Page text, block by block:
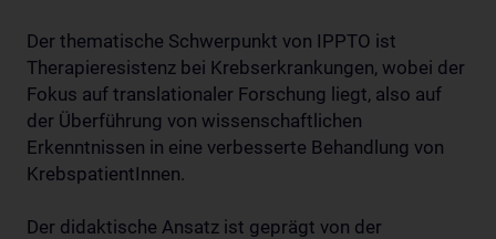
Der thematische Schwerpunkt von IPPTO ist
Therapieresistenz bei Krebserkrankungen, wobei der
Fokus auf translationaler Forschung liegt, also auf
der Überführung von wissenschaftlichen
Erkenntnissen in eine verbesserte Behandlung von
KrebspatientInnen.
Der didaktische Ansatz ist geprägt von der